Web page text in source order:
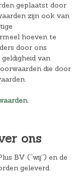
geplaatst door
zijn ook van
hoeven te
door ons
van
die door
ons
BV (“wij”) en de
geleverd.